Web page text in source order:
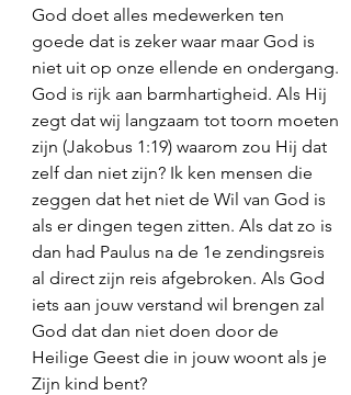
God doet alles medewerken ten
goede dat is zeker waar maar God is
niet uit op onze ellende en ondergang.
God is rijk aan barmhartigheid. Als Hij
zegt dat wij langzaam tot toorn moeten
zijn (Jakobus 1:19) waarom zou Hij dat
zelf dan niet zijn? Ik ken mensen die
zeggen dat het niet de Wil van God is
als er dingen tegen zitten. Als dat zo is
dan had Paulus na de 1e zendingsreis
al direct zijn reis afgebroken. Als God
iets aan jouw verstand wil brengen zal
God dat dan niet doen door de
Heilige Geest die in jouw woont als je
Zijn kind bent?